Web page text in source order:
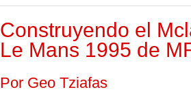
Construyendo el
Le Mans 1995 de
Por Geo Tziafas